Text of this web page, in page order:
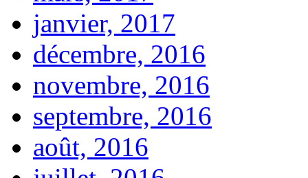
janvier, 2017
décembre, 2016
novembre, 2016
septembre, 2016
août, 2016